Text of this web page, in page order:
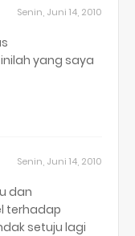
Senin, Juni 14, 2010
yang saya
Senin, Juni 14, 2010
dan
terhadap
setuju lagi